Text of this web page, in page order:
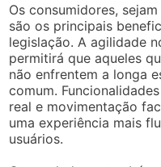
Os consumidores,
são os principais
legislação. A agilidade
permitirá que aqueles
não enfrentem a longa
comum.
real e movimentação
uma experiência mais
usuários.